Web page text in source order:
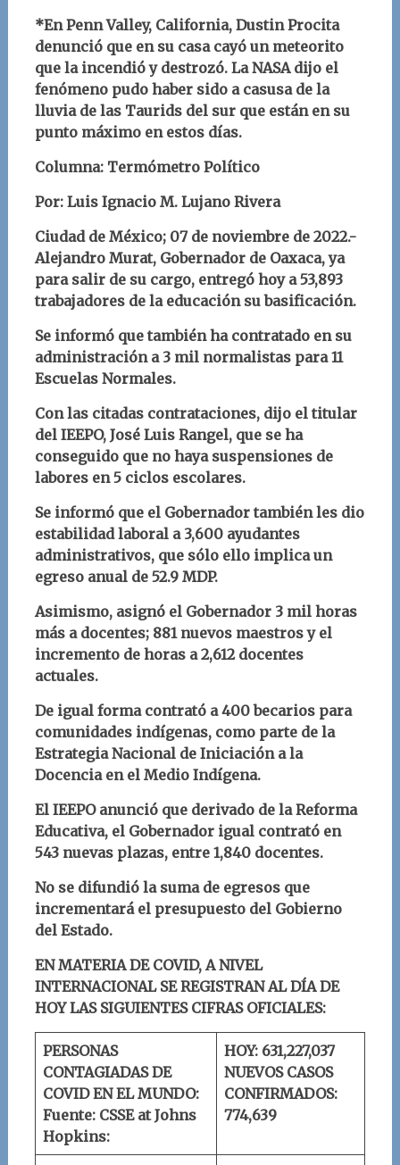
*En Penn Valley, California, Dustin Procita
denunció que en su casa cayó un meteorito
que la incendió y destrozó. La NASA dijo el
fenómeno pudo haber sido a casusa de la
lluvia de las Taurids del sur que están en su
punto máximo en estos días.
Columna: Termómetro Político
Por: Luis Ignacio M. Lujano Rivera
Ciudad de México; 07 de noviembre de 2022.-
Alejandro Murat, Gobernador de Oaxaca, ya
para salir de su cargo, entregó hoy a 53,893
trabajadores de la educación su basificación.
Se informó que también ha contratado en su
administración a 3 mil normalistas para 11
Escuelas Normales.
Con las citadas contrataciones, dijo el titular
del IEEPO, José Luis Rangel, que se ha
conseguido que no haya suspensiones de
labores en 5 ciclos escolares.
Se informó que el Gobernador también les dio
estabilidad laboral a 3,600 ayudantes
administrativos, que sólo ello implica un
egreso anual de 52.9 MDP.
Asimismo, asignó el Gobernador 3 mil horas
más a docentes; 881 nuevos maestros y el
incremento de horas a 2,612 docentes
actuales.
De igual forma contrató a 400 becarios para
comunidades indígenas, como parte de la
Estrategia Nacional de Iniciación a la
Docencia en el Medio Indígena.
El IEEPO anunció que derivado de la Reforma
Educativa, el Gobernador igual contrató en
543 nuevas plazas, entre 1,840 docentes.
No se difundió la suma de egresos que
incrementará el presupuesto del Gobierno
del Estado.
EN MATERIA DE COVID, A NIVEL
INTERNACIONAL SE REGISTRAN AL DÍA DE
HOY LAS SIGUIENTES CIFRAS OFICIALES:
PERSONAS
CONTAGIADAS DE
COVID EN EL MUNDO:
Fuente: CSSE at Johns
Hopkins:
HOY: 631,227,037
NUEVOS CASOS
CONFIRMADOS:
774,639